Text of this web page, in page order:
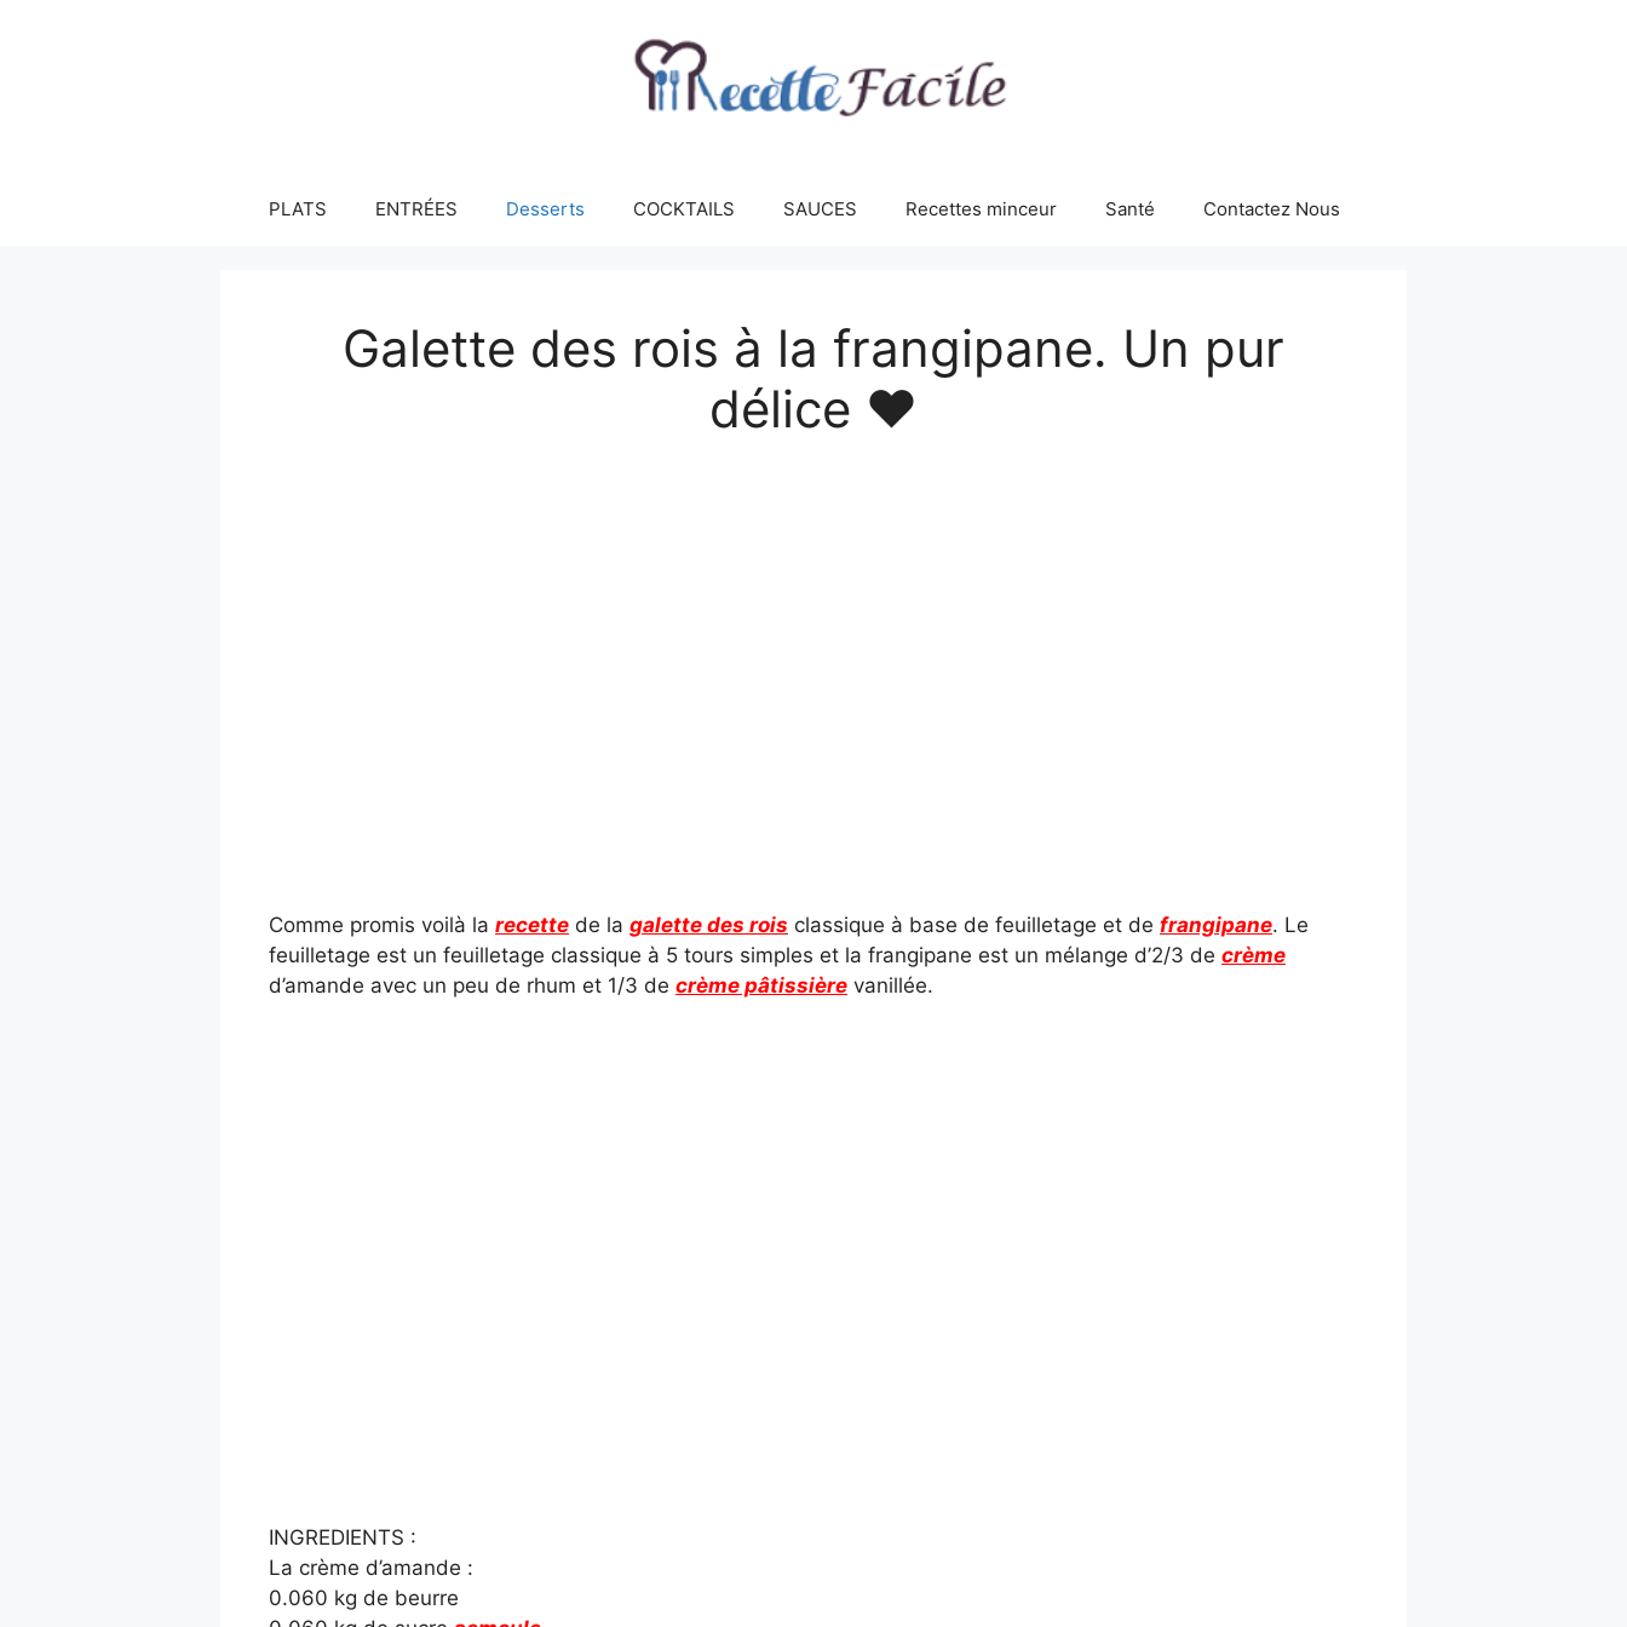
PLATS ENTRÉES Desserts COCKTAILS SAUCES Recettes minceur Santé Contactez Nous
Galette des rois à la frangipane. Un pur
délice ♥
Comme promis voilà la recette de la galette des rois classique à base de feuilletage et de frangipane. Le
feuilletage est un feuilletage classique à 5 tours simples et la frangipane est un mélange d’2/3 de crème
d’amande avec un peu de rhum et 1/3 de crème pâtissière vanillée.
INGREDIENTS :
La crème d’amande :
0.060 kg de beurre